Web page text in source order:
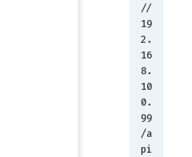
//
19
2.
16
8.
10
0.
99
/a
pi